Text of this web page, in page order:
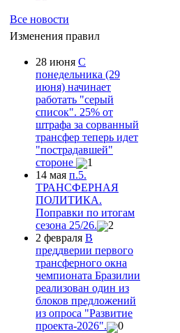
Все новости
Изменения правил
28 июня С
понедельника (29
июня) начинает
работать "серый
список". 25% от
штрафа за сорванный
трансфер теперь идет
"пострадавшей"
стороне
1
14 мая п.5.
ТРАНСФЕРНАЯ
ПОЛИТИКА.
Поправки по итогам
сезона 25/26.
2
2 февраля В
преддверии первого
трансферного окна
чемпионата Бразилии
реализован один из
блоков предложений
из опроса "Развитие
проекта-2026".
0